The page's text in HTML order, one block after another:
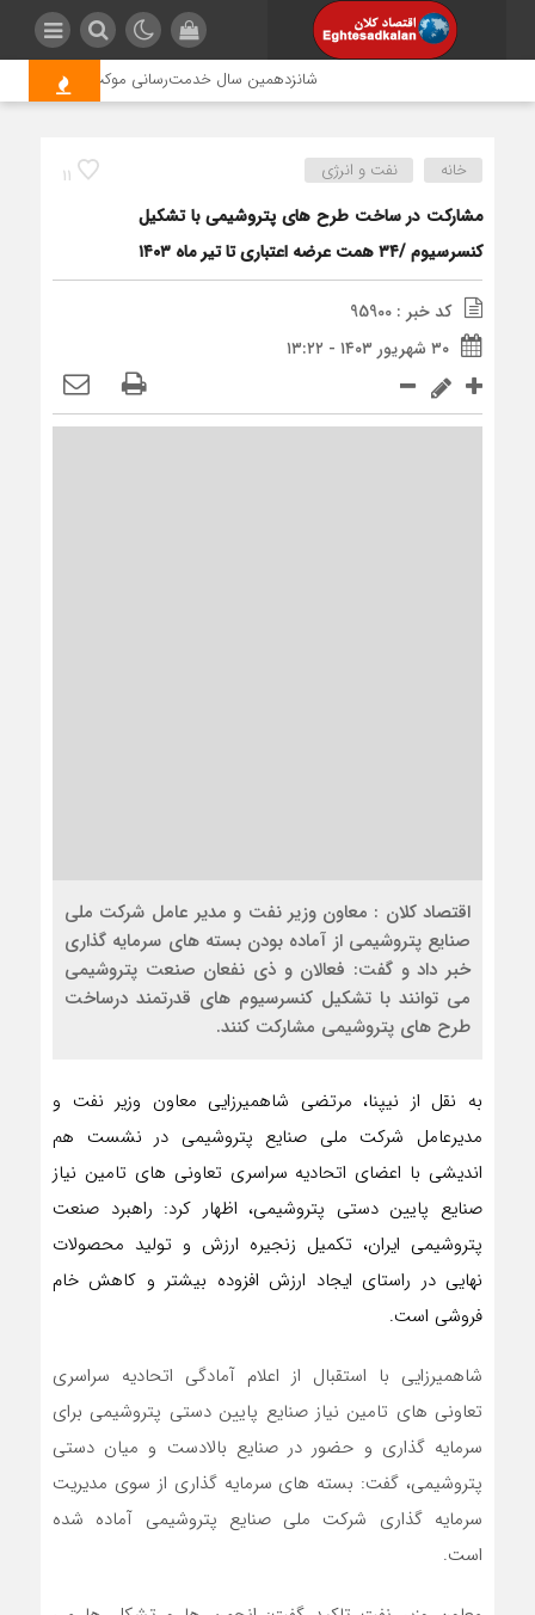
شانزدهمین سال خدمت‌رسانی موکب امام رضا (ع)
11 خانه نفت و انرژی
مشارکت در ساخت طرح های پتروشیمی با تشکیل
کنسرسیوم /۳۴ همت عرضه اعتباری تا تیر ماه ۱۴۰۳
کد خبر : 95900
۳۰ شهریور ۱۴۰۳ - ۱۳:۲۲
اقتصاد کلان : معاون وزیر نفت و مدیر عامل شرکت ملی
صنایع پتروشیمی از آماده بودن بسته های سرمایه گذاری
خبر داد و گفت: فعالان و ذی نفعان صنعت پتروشیمی
می توانند با تشکیل کنسرسیوم های قدرتمند درساخت
طرح های پتروشیمی مشارکت کنند.
به نقل از نیپنا، مرتضی شاهمیرزایی معاون وزیر نفت و
مدیرعامل شرکت ملی صنایع پتروشیمی در نشست هم
اندیشی با اعضای اتحادیه سراسری تعاونی های تامین نیاز
صنایع پایین دستی پتروشیمی، اظهار کرد: راهبرد صنعت
پتروشیمی ایران، تکمیل زنجیره ارزش و تولید محصولات
نهایی در راستای ایجاد ارزش افزوده بیشتر و کاهش خام
فروشی است.
شاهمیرزایی با استقبال از اعلام آمادگی اتحادیه سراسری
تعاونی های تامین نیاز صنایع پایین دستی پتروشیمی برای
سرمایه گذاری و حضور در صنایع بالادست و میان دستی
پتروشیمی، گفت: بسته های سرمایه گذاری از سوی مدیریت
سرمایه گذاری شرکت ملی صنایع پتروشیمی آماده شده
است.